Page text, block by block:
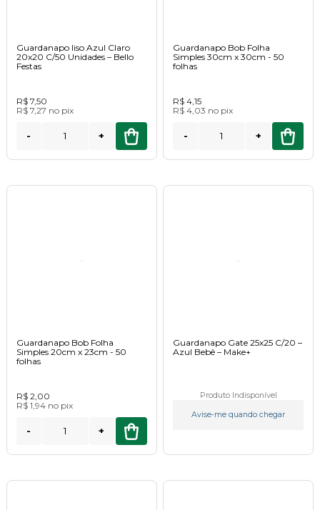
Guardanapo liso Azul Claro
20x20 C/50 Unidades – Bello
Festas
R$ 7,50
R$ 7,27 no pix
- +
Guardanapo Bob Folha
Simples 30cm x 30cm - 50
folhas
R$ 4,15
R$ 4,03 no pix
- +
Guardanapo Bob Folha
Simples 20cm x 23cm - 50
folhas
R$ 2,00
R$ 1,94 no pix
- +
Guardanapo Gate 25x25 C/20 –
Azul Bebê – Make+
Produto Indisponível
Avise-me quando chegar